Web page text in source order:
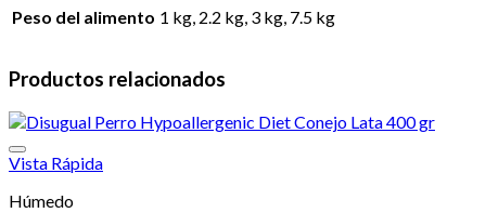
Peso del alimento 1 kg, 2.2 kg, 3 kg, 7.5 kg
Productos relacionados
Vista Rápida
Húmedo